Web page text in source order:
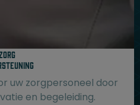
uw zorgpersoneel door
en begeleiding.